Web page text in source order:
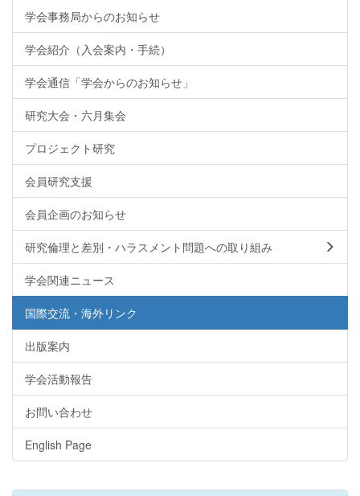
学会事務局からのお知らせ
学会紹介（入会案内・手続）
学会通信「学会からのお知らせ」
研究大会・六月集会
プロジェクト研究
会員研究支援
会員企画のお知らせ
研究倫理と差別・ハラスメント問題への取り組み
学会関連ニュース
国際交流・海外リンク
出版案内
学会活動報告
お問い合わせ
English Page